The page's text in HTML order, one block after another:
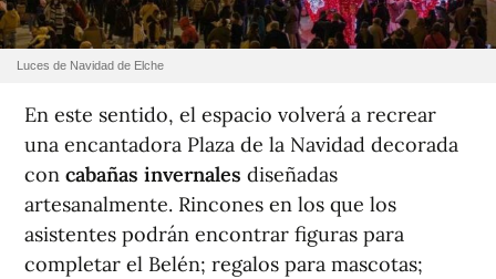
Luces de Navidad de Elche
En este sentido, el espacio volverá a recrear
una encantadora Plaza de la Navidad decorada
con cabañas invernales diseñadas
artesanalmente. Rincones en los que los
asistentes podrán encontrar figuras para
completar el Belén; regalos para mascotas;